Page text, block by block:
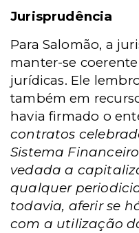
Jurisprudência
Para Salomão, a
manter-se
jurídicas. Ele
também em
havia firmado o
contratos
Sistema
vedada a
qualquer
todavia, aferir se
com a utilização